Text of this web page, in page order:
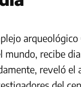
recibe
reveló el